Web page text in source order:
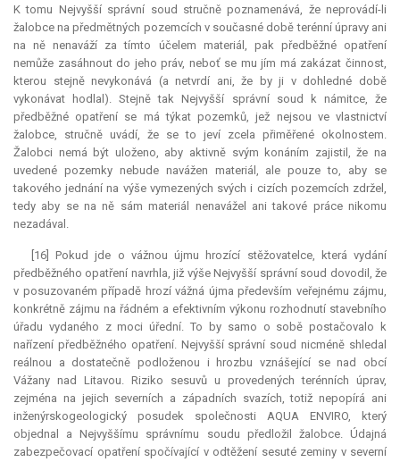
K tomu Nejvyšší správní soud stručně poznamenává, že neprovádí-li
žalobce na předmětných pozemcích v současné době terénní úpravy ani
na ně nenaváží za tímto účelem materiál, pak předběžné opatření
nemůže zasáhnout do jeho práv, neboť se mu jím má zakázat činnost,
kterou stejně nevykonává (a netvrdí ani, že by ji v dohledné době
vykonávat hodlal). Stejně tak Nejvyšší správní soud k námitce, že
předběžné opatření se má týkat pozemků, jež nejsou ve vlastnictví
žalobce, stručně uvádí, že se to jeví zcela přiměřené okolnostem.
Žalobci nemá být uloženo, aby aktivně svým konáním zajistil, že na
uvedené pozemky nebude navážen materiál, ale pouze to, aby se
takového jednání na výše vymezených svých i cizích pozemcích zdržel,
tedy aby se na ně sám materiál nenavážel ani takové práce nikomu
nezadával.
[16] Pokud jde o vážnou újmu hrozící stěžovatelce, která vydání
předběžného opatření navrhla, již výše Nejvyšší správní soud dovodil, že
v posuzovaném případě hrozí vážná újma především veřejnému zájmu,
konkrétně zájmu na řádném a efektivním výkonu rozhodnutí stavebního
úřadu vydaného z moci úřední. To by samo o sobě postačovalo k
nařízení předběžného opatření. Nejvyšší správní soud nicméně shledal
reálnou a dostatečně podloženou i hrozbu vznášející se nad obcí
Vážany nad Litavou. Riziko sesuvů u provedených terénních úprav,
zejména na jejich severních a západních svazích, totiž nepopírá ani
inženýrskogeologický posudek společnosti AQUA ENVIRO, který
objednal a Nejvyššímu správnímu soudu předložil žalobce. Údajná
zabezpečovací opatření spočívající v odtěžení sesuté zeminy v severní